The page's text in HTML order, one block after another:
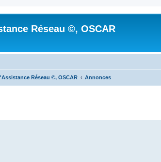
Réseau ©, OSCAR
Réseau ©, OSCAR Annonces